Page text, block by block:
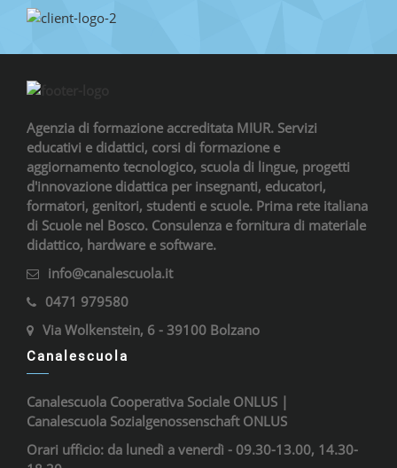
Agenzia di formazione accreditata MIUR. Servizi
educativi e didattici, corsi di formazione e
aggiornamento tecnologico, scuola di lingue, progetti
d'innovazione didattica per insegnanti, educatori,
formatori, genitori, studenti e scuole. Prima rete italiana
di Scuole nel Bosco. Consulenza e fornitura di materiale
didattico, hardware e software.
info@canalescuola.it
0471 979580
Via Wolkenstein, 6 - 39100 Bolzano
Canalescuola
Canalescuola Cooperativa Sociale ONLUS |
Canalescuola Sozialgenossenschaft ONLUS
Orari ufficio: da lunedì a venerdì - 09.30-13.00, 14.30-